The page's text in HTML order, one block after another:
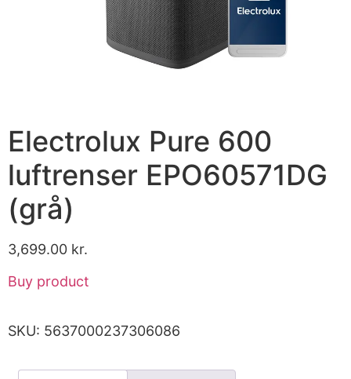
Electrolux Pure 600
luftrenser EPO60571DG
(grå)
3,699.00 kr.
Buy product
SKU: 5637000237306086